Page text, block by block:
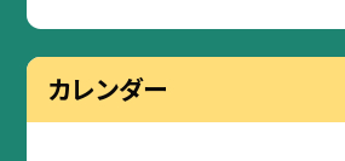
カレンダー